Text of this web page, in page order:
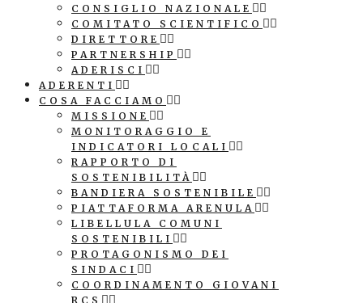
CONSIGLIO NAZIONALE
COMITATO SCIENTIFICO
DIRETTORE
PARTNERSHIP
ADERISCI
ADERENTI
COSA FACCIAMO
MISSIONE
MONITORAGGIO E
INDICATORI LOCALI
RAPPORTO DI
SOSTENIBILITÀ
BANDIERA SOSTENIBILE
PIATTAFORMA ARENULA
LIBELLULA COMUNI
SOSTENIBILI
PROTAGONISMO DEI
SINDACI
COORDINAMENTO GIOVANI
RCS